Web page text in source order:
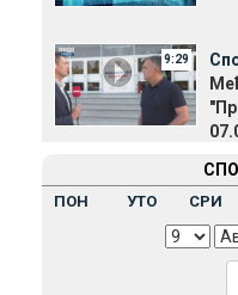
9:29
ПОН УТО СРИ